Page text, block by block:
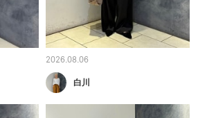
2026.08.06
白川